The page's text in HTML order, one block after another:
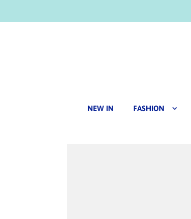
NEW IN FASHION